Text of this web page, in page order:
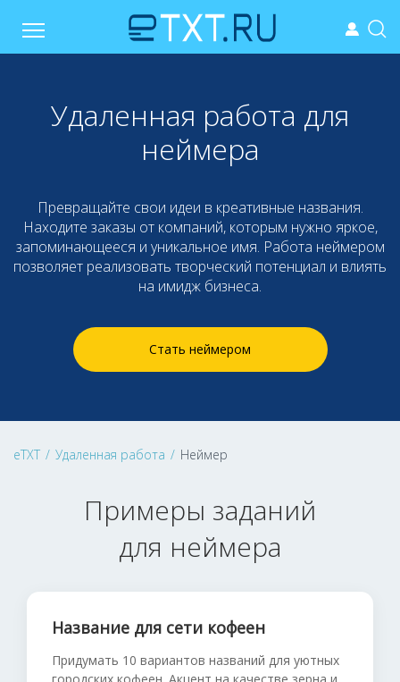
Удаленная работа для
неймера
Превращайте свои идеи в креативные названия.
Находите заказы от компаний, которым нужно яркое,
запоминающееся и уникальное имя. Работа неймером
позволяет реализовать творческий потенциал и влиять
на имидж бизнеса.
Стать неймером
eTXT / Удаленная работа / Неймер
Примеры заданий
для неймера
Название для сети кофеен
Придумать 10 вариантов названий для уютных